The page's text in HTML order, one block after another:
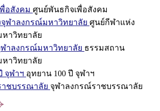
อสังคม ศูนย์พันธกิจเพื่อสังคม
ฬาลงกรณ์มหาวิทยาลัย ศูนย์กีฬาแห่ง
าวิทยาลัย
าลงกรณ์มหาวิทยาลัย ธรรมสถาน
าวิทยาลัย
จุฬาฯ อุทยาน 100 ปี จุฬาฯ
ชบรรณาลัย จุฬาลงกรณ์ราชบรรณาลัย